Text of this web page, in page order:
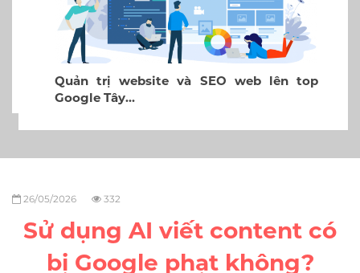
Quản trị website và SEO web lên top
Google Tây…
26/05/2026 332
Sử dụng AI viết content có
bị Google phạt không?